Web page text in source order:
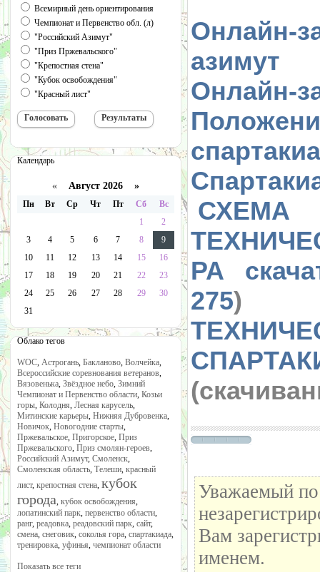
Всемирный день ориентирования
Чемпионат и Первенство обл. (л)
"Российский Азимут"
"Приз Пржевальского"
"Крепостная стена"
"Кубок освобождения"
"Красный лист"
Календарь
« Август 2026 »
Пн Вт Ср Чт Пт Сб
Вс
1
2
3
4 5 6 7 8
9
10
11 12 13 14 15
16
17
18 19 20 21 22
23
24
25 26 27 28 29
30
31
Облако тегов
WOC, Астрогань, Бакланово, Волчейка,
Всероссийские соревнования ветеранов,
Вязовенька, Звёздное небо, Зимний
Чемпионат и Первенство области, Козьи
горы, Колодня, Лесная карусель,
Митинские карьеры, Нижняя Дубровенка,
Новичок, Новогодние старты,
Пржевальское, Пригорское, Приз
Пржевальского, Приз смолян-героев,
Российский Азимут, Смоленск,
Смоленская область, Телеши, красный
лист, крепостная стена, кубок
города, кубок освобождения,
лопатинский парк, первенство области,
ранг, реадовка, реадовский парк, сайт,
смена, снеговик, соколья гора, спартакиада,
тренировка, уфинья, чемпионат области
Показать все теги
азимут
Онлайн-
СХЕМА
РА
275)
Уважаемый
Вам
именем.